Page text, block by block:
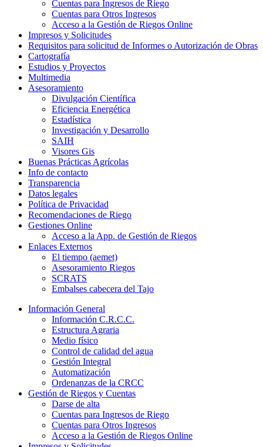
Cuentas para Ingresos de Riego
Cuentas para Otros Ingresos
Acceso a la Gestión de Riegos Online
Impresos y Solicitudes
Requisitos para solicitud de Informes o Autorización de Obras
Cartografía
Estudios y Proyectos
Multimedia
Asesoramiento
Divulgación Científica
Eficiencia Energética
Estadística
Investigación y Desarrollo
SAIH
Visores Gis
Buenas Prácticas Agrícolas
Info de contacto
Transparencia
Datos legales
Política de Privacidad
Recomendaciones de Riego
Gestiones Online
Acceso a la App. de Gestión de Riegos
Enlaces Externos
El tiempo (aemet)
Asesoramiento Riegos
SCRATS
Embalses cabecera del Tajo
Información General
Información C.R.C.C.
Estructura Agraria
Medio físico
Control de calidad del agua
Gestión Integral
Automatización
Ordenanzas de la CRCC
Gestión de Riegos y Cuentas
Darse de alta
Cuentas para Ingresos de Riego
Cuentas para Otros Ingresos
Acceso a la Gestión de Riegos Online